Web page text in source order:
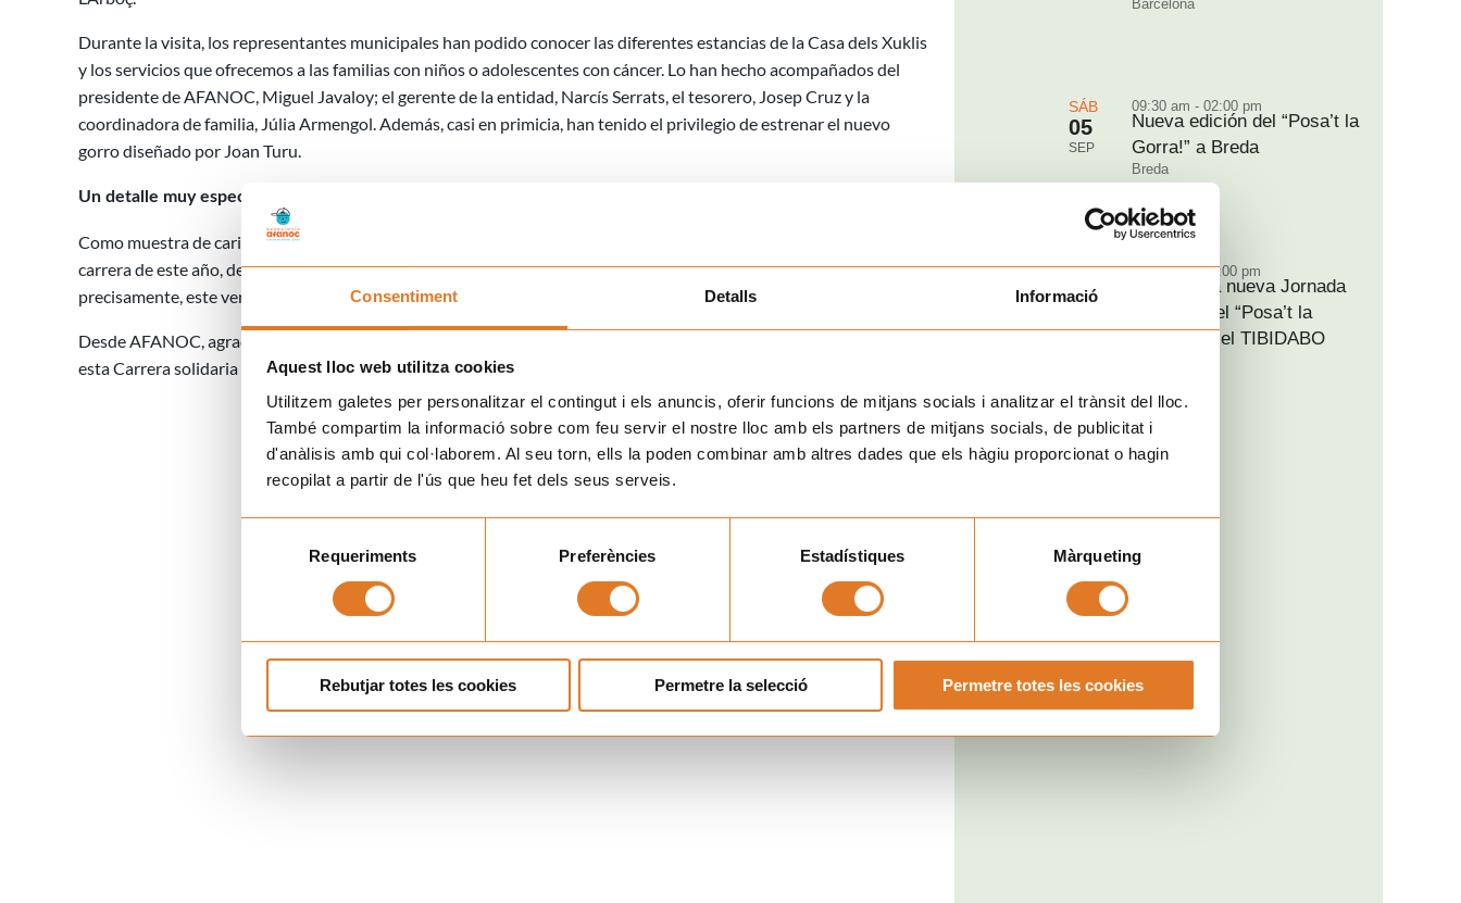
Consentiment Detalls Informació
Aquest lloc web utilitza cookies
Utilitzem galetes per personalitzar el contingut i els anuncis, oferir funcions de mitjans socials i analitzar el trànsit del lloc.
També compartim la informació sobre com feu servir el nostre lloc amb els partners de mitjans socials, de publicitat i
d'anàlisis amb qui col·laborem. Al seu torn, ells la poden combinar amb altres dades que els hàgiu proporcionat o hagin
recopilat a partir de l'ús que heu fet dels seus serveis.
consentiment
Requeriments Preferències Estadístiques Màrqueting
Rebutjar totes les cookies Permetre la selecció Permetre totes les cookies
Durante la visita, los representantes municipales han podido conocer las diferentes estancias de la Casa dels Xuklis
y los servicios que ofrecemos a las familias con niños o adolescentes con cáncer. Lo han hecho acompañados del
presidente de AFANOC, Miguel Javaloy; el gerente de la entidad, Narcís Serrats, el tesorero, Josep Cruz y la
coordinadora de familia, Júlia Armengol. Además, casi en primicia, han tenido el privilegio de estrenar el nuevo
gorro diseñado por Joan Turu.
Un detalle muy especial
Como muestra de cariño, el Ayuntamiento de L’Arboç ha obsequiado a los niños de la Casa con las camisetas de la
carrera de este año, decoradas con el elemento icónico de la Giralda de l’Arboç, símbolo del municipio que,
precisamente, este verano ha reabierto sus puertas.
Desde AFANOC, agradecemos la implicación y el apoyo continuado del Ayuntamiento de l’Arboç. Acciones como
esta Carrera solidaria nos ayudan a seguir acompañando a las familias.
Barcelona
SÁB
05
SEP
09:30 am - 02:00 pm
Nueva edición del “Posa’t la
Gorra!” a Breda
Breda
DOM
06
11:00 am - 06:00 pm
Vuelve una nueva Jornada
solidaria del “Posa’t la
Gorra!” en el TIBIDABO